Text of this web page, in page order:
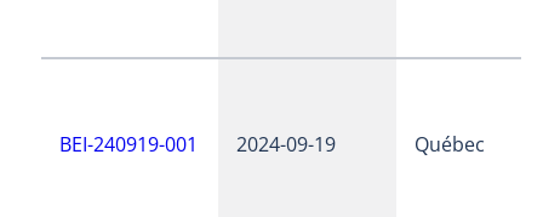
BEI-240919-001 2024-09-19 Québec